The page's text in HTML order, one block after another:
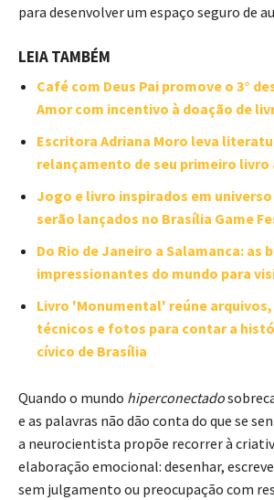
para desenvolver um espaço seguro de
LEIA TAMBÉM
Café com Deus Pai promove o 3°
Amor com incentivo à doação de
Escritora Adriana Moro leva
relançamento de seu primeiro livro
Jogo e livro inspirados em
serão lançados no Brasília Game
Do Rio de Janeiro a Salamanca: as
impressionantes do mundo para
Livro 'Monumental' reúne
técnicos e fotos para contar a
cívico de Brasília
Quando o mundo hiperconectado
e as palavras não dão conta do que se
a neurocientista propõe recorrer à
elaboração emocional: desenhar,
sem julgamento ou preocupação com